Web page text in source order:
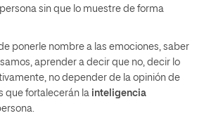
sin que lo muestre de forma
ponerle nombre a las emociones, saber
aprender a decir que no, decir lo
no depender de la opinión de
que fortalecerán la inteligencia